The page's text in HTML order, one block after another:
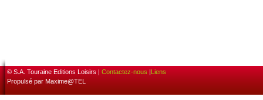
© S.A. Touraine Editions Loisirs | Contactez-nous |Liens
Propulsé par Maxime@TEL